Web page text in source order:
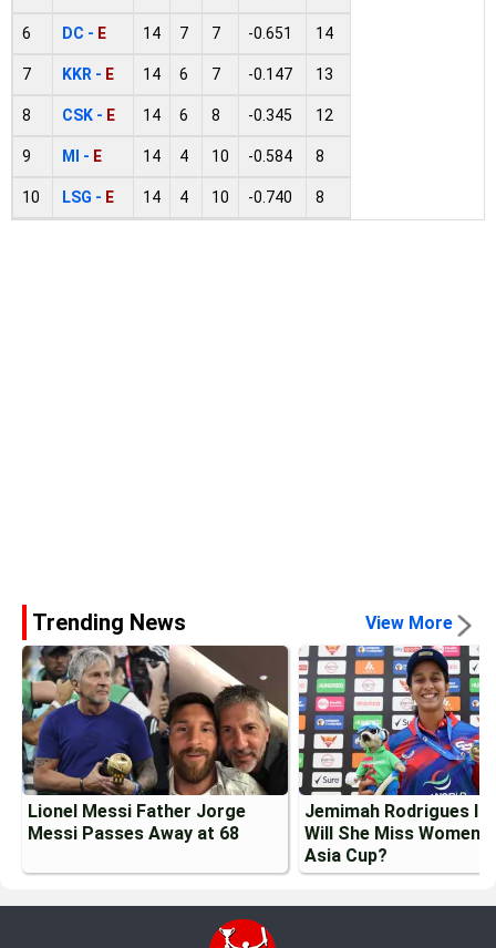
6 DC - E 14 7 7 -0.651 14
7 KKR - E 14 6 7 -0.147 13
8 CSK - E 14 6 8 -0.345 12
9 MI - E 14 4 10 -0.584 8
10 LSG - E 14 4 10 -0.740 8
Trending News View More
Lionel Messi Father Jorge
Messi Passes Away at 68
Jemimah Rodrigues
Will She Miss Womens
Asia Cup?